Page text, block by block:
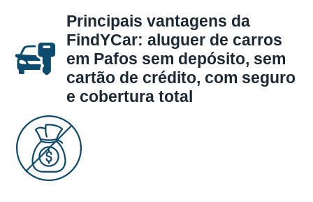
Principais vantagens da
FindYCar: aluguer de carros
em Pafos sem depósito, sem
cartão de crédito, com seguro
e cobertura total